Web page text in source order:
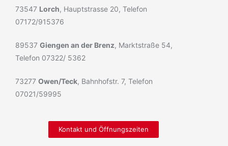
73547 Lorch, Hauptstrasse 20, Telefon
07172/915376
89537 Giengen an der Brenz, Marktstraße 54,
Telefon 07322/ 5362
73277 Owen/Teck, Bahnhofstr. 7, Telefon
07021/59995
Kontakt und Öffnungszeiten